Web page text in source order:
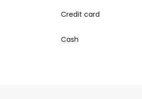
Credit card
Cash